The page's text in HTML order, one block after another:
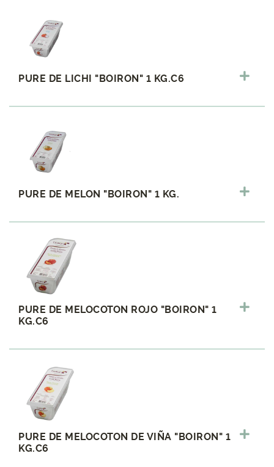
PURE DE LICHI "BOIRON" 1 KG.C6
PURE DE MELON "BOIRON" 1 KG.
PURE DE MELOCOTON ROJO "BOIRON" 1
KG.C6
PURE DE MELOCOTON DE VIÑA "BOIRON" 1
KG.C6